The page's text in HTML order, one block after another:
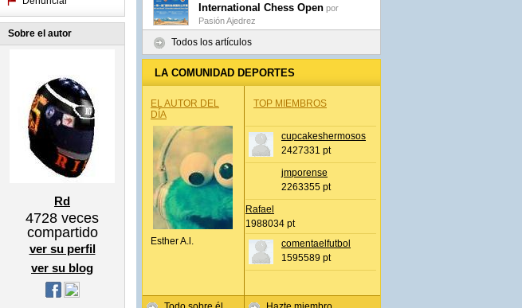
Sobre el autor
Rd
4728 veces
compartido
ver su perfil
ver su blog
International Chess Open por
Pasión Ajedrez
Todos los artículos
LA COMUNIDAD DEPORTES
EL AUTOR DEL
DÍA
Esther A.l.
TOP MIEMBROS
cupcakeshermosos
2427331 pt
jmporense
2263355 pt
Rafael
1988034 pt
comentaelfutbol
1595589 pt